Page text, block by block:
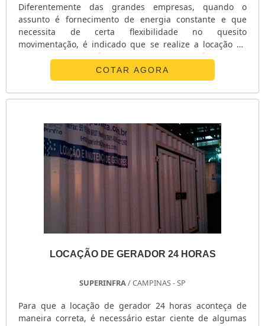
Diferentemente das grandes empresas, quando o
assunto é fornecimento de energia constante e que
necessita de certa flexibilidade no quesito
movimentação, é indicado que se realize a locação de
gerador 24 horas, já que a sua aplicação será feita uma
única vez e pode ser realmente vantajosa para o cliente.
Benefícios da locação De maneira geral, a locação de
geradores de energia é bastante recomendada para
COTAR AGORA
LOCAÇÃO DE GERADOR 24 HORAS
SUPERINFRA/ CAMPINAS - SP
Para que a locação de gerador 24 horas aconteça de
maneira correta, é necessário estar ciente de algumas